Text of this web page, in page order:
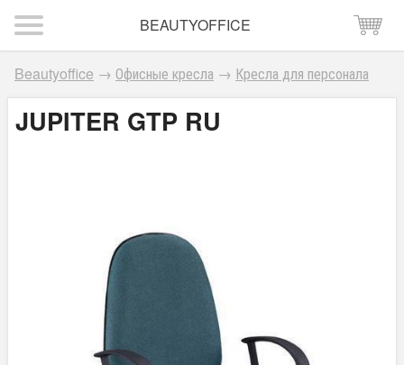
BEAUTYOFFICE
Beautyoffice → Офисные кресла → Кресла для персонала
JUPITER GTP RU